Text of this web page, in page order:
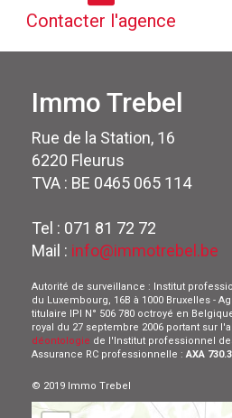
Contacter l'agence
Immo Trebel
Rue de la Station, 16
6220 Fleurus
TVA : BE 0465 065 114
Tel : 071 81 72 72
Mail : info@immotrebel.be
Autorité de surveillance : Institut
du Luxembourg, 16B à 1000 Bruxelles -
titulaire IPI N° 506 780 octroyé en
royal du 27 septembre 2006 portant sur
déontologie de l'Institut professionnel
Assurance RC professionnelle :AXA
© 2019 Immo Trebel